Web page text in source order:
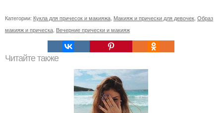
Категории: Кукла для причесок и макияжа Макияж и прически для девочек Образ
макияж и прическа Вечерние прически и макияж
Читайте также